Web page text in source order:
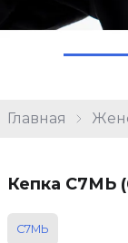
Главная
Кепка С7МЬ
С7МЬ